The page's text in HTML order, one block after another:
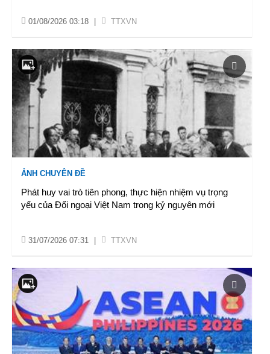
01/08/2026 03:18 TTXVN
ẢNH CHUYÊN ĐỀ
Phát huy vai trò tiên phong, thực hiện nhiệm vụ trọng
yếu của Đối ngoại Việt Nam trong kỷ nguyên mới
31/07/2026 07:31 TTXVN